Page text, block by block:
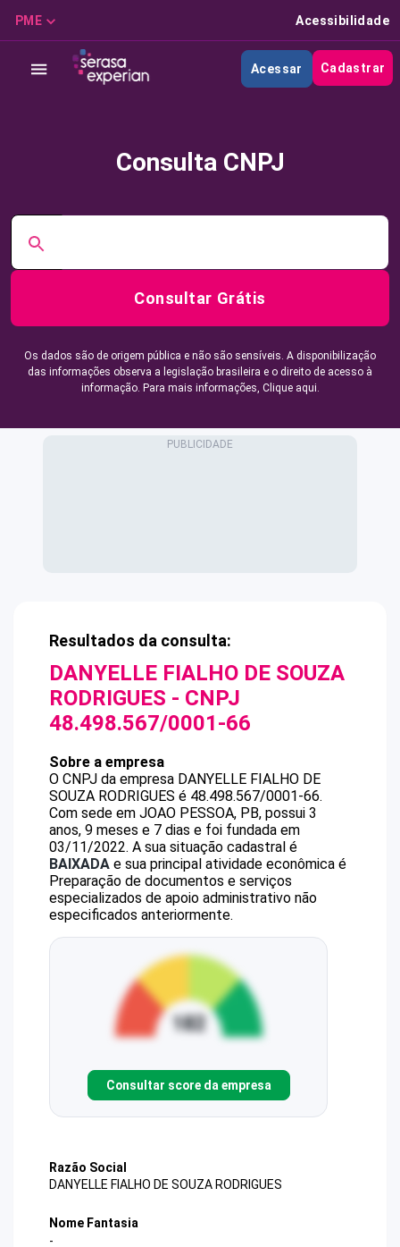
PME Acessibilidade
Acessar Cadastrar
Consulta CNPJ
Consultar Grátis
Os dados são de origem pública e não são sensíveis. A disponibilização
das informações observa a legislação brasileira e o direito de acesso à
informação. Para mais informações, Clique aqui.
Resultados da consulta:
DANYELLE FIALHO DE SOUZA
RODRIGUES - CNPJ
48.498.567/0001-66
Sobre a empresa
O CNPJ da empresa DANYELLE FIALHO DE
SOUZA RODRIGUES é 48.498.567/0001-66.
Com sede em JOAO PESSOA, PB, possui 3
anos, 9 meses e 7 dias e foi fundada em
03/11/2022. A sua situação cadastral é
BAIXADA e sua principal atividade econômica é
Preparação de documentos e serviços
especializados de apoio administrativo não
especificados anteriormente.
Consultar score da empresa
Razão Social
DANYELLE FIALHO DE SOUZA RODRIGUES
Nome Fantasia
-